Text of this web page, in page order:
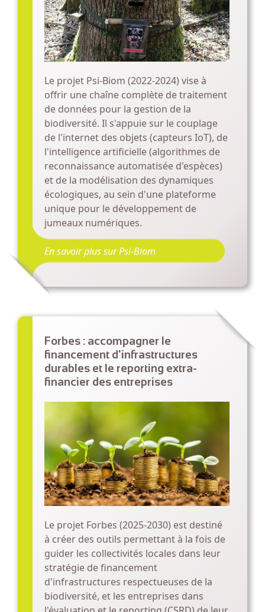
Le projet Psi-Biom (2022-2024) vise à
offrir une chaîne complète de traitement
de données pour la gestion de la
biodiversité. Il s'appuie sur le couplage
de l'internet des objets (capteurs IoT), de
l'intelligence artificielle (algorithmes de
reconnaissance automatisée d'espèces)
et de la modélisation des dynamiques
écologiques, au sein d'une plateforme
unique pour le développement de
jumeaux numériques.
En savoir plus sur Psi-Biom
Forbes : accompagner le
financement d'infrastructures
durables et le reporting extra-
financier des entreprises
Le projet Forbes (2025-2030) est destiné
à créer des outils permettant à la fois de
guider les collectivités locales dans leur
stratégie de financement
d'infrastructures respectueuses de la
biodiversité, et les entreprises dans